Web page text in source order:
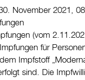
November 2021,
(vom
für
Impfstoff
sind. Die